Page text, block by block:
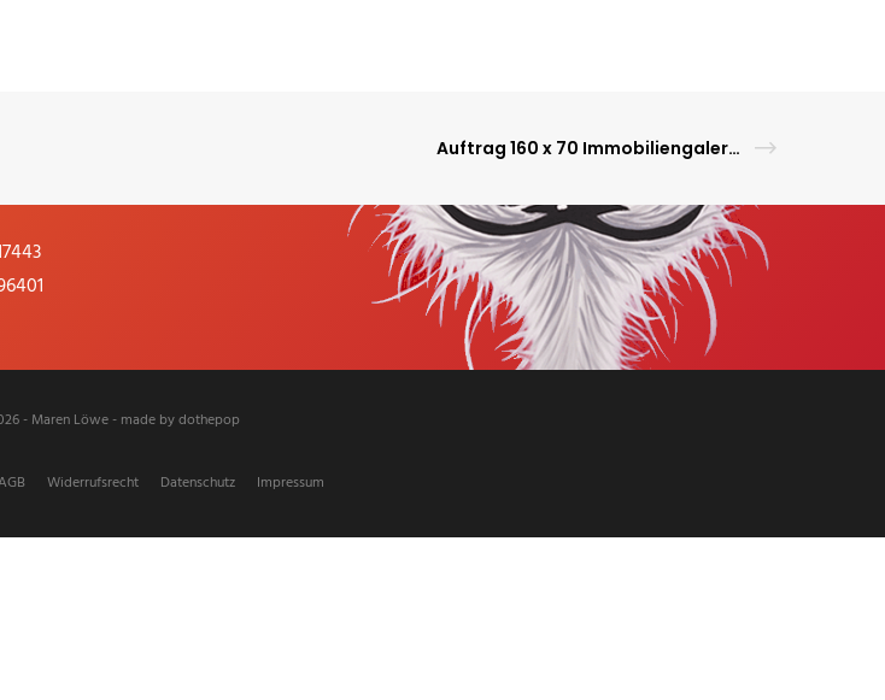
Auftrag 160 x 70 Immobiliengalerie van Tholen
- Maren Löwe - made bydothepop
Widerrufsrecht Datenschutz Impressum